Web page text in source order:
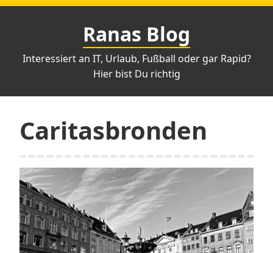
Zum
Ranas Blog
Interessiert an IT, Urlaub, Fußball oder gar Rapid?
Hier bist Du richtig
Caritasbronden